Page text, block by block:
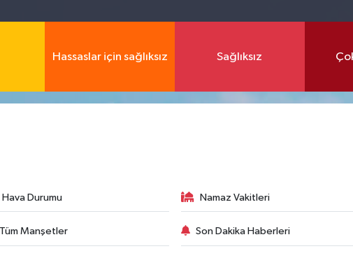
Hassaslar için sağlıksız Sağlıksız
Hava Durumu Namaz Vakitleri
Tüm Manşetler Son Dakika Haberleri